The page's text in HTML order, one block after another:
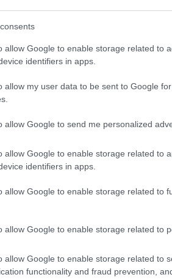
allow Google to enable storage related to
identifiers in apps.
allow my user data to be sent to Google
allow Google to send me personalized
allow Google to enable storage related to
identifiers in apps.
allow Google to enable storage related to
allow Google to enable storage related to
allow Google to enable storage related to
functionality and fraud prevention,
insieme ai rischi storici e
analogie storiche, esempi
— dal
— per capire come passare
il caso delle operarie che
Novecento è un monito su
nefaste. L’analogia
un elemento radioattivo, ma
comprensione o
alle pratiche quotidiane, i